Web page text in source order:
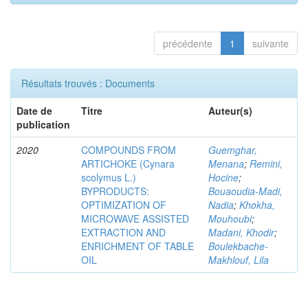
précédente 1 suivante
Résultats trouvés : Documents
Date de
publication
Titre Auteur(s)
2020
COMPOUNDS FROM
ARTICHOKE (Cynara
scolymus L.)
BYPRODUCTS:
OPTIMIZATION OF
MICROWAVE ASSISTED
EXTRACTION AND
ENRICHMENT OF TABLE
OIL
Guemghar,
Menana; Remini,
Hocine;
Bouaoudia-Madi,
Nadia; Khokha,
Mouhoubi;
Madani, Khodir;
Boulekbache-
Makhlouf, Lila